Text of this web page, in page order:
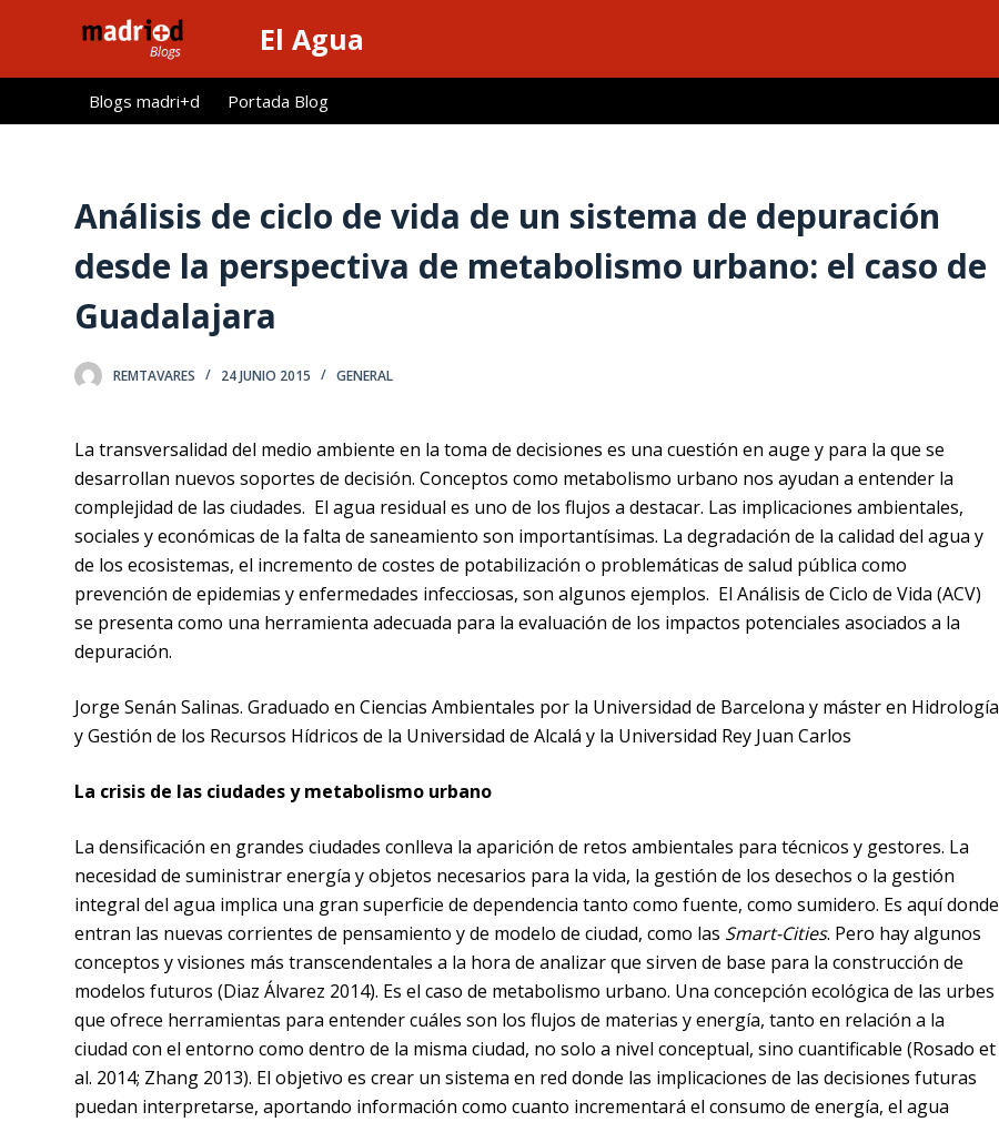
l
El Agua
Blogs madri+d Portada Blog
Análisis de ciclo de vida de un sistema de depuración
desde la perspectiva de metabolismo urbano: el caso de
Guadalajara
REMTAVARES 24 JUNIO 2015 GENERAL
La transversalidad del medio ambiente en la toma de decisiones es una cuestión en auge y para la que se
desarrollan nuevos soportes de decisión. Conceptos como metabolismo urbano nos ayudan a entender la
complejidad de las ciudades. El agua residual es uno de los flujos a destacar. Las implicaciones ambientales,
sociales y económicas de la falta de saneamiento son importantísimas. La degradación de la calidad del agua y
de los ecosistemas, el incremento de costes de potabilización o problemáticas de salud pública como
prevención de epidemias y enfermedades infecciosas, son algunos ejemplos. El Análisis de Ciclo de Vida (ACV)
se presenta como una herramienta adecuada para la evaluación de los impactos potenciales asociados a la
depuración.
Jorge Senán Salinas. Graduado en Ciencias Ambientales por la Universidad de Barcelona y máster en Hidrología
y Gestión de los Recursos Hídricos de la Universidad de Alcalá y la Universidad Rey Juan Carlos
La crisis de las ciudades y metabolismo urbano
La densificación en grandes ciudades conlleva la aparición de retos ambientales para técnicos y gestores. La
necesidad de suministrar energía y objetos necesarios para la vida, la gestión de los desechos o la gestión
integral del agua implica una gran superficie de dependencia tanto como fuente, como sumidero. Es aquí donde
entran las nuevas corrientes de pensamiento y de modelo de ciudad, como las Smart-Cities. Pero hay algunos
conceptos y visiones más transcendentales a la hora de analizar que sirven de base para la construcción de
modelos futuros(Diaz Álvarez 2014). Es el caso de metabolismo urbano. Una concepción ecológica de las urbes
que ofrece herramientas para entender cuáles son los flujos de materias y energía, tanto en relación a la
ciudad con el entorno como dentro de la misma ciudad, no solo a nivel conceptual, sino cuantificable(Rosado et
al. 2014; Zhang 2013). El objetivo es crear un sistema en red donde las implicaciones de las decisiones futuras
puedan interpretarse, aportando información como cuanto incrementará el consumo de energía, el agua